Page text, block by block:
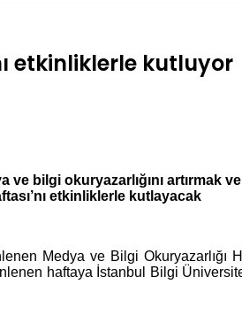
etkinliklerle kutluyor
bilgi okuryazarlığını artırmak
etkinliklerle kutlayacak
Medya ve Bilgi Okuryazarlığı
haftaya İstanbul Bilgi